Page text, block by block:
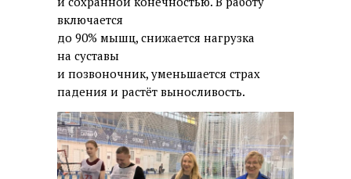
включается
до 90% мышц, снижается нагрузка
на суставы
и позвоночник, уменьшается страх
падения и растёт выносливость.